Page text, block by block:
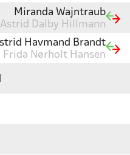
Miranda Wajntraub
Astrid Dalby Hillmann
Havmand Brandt
Frida Nørholt Hansen